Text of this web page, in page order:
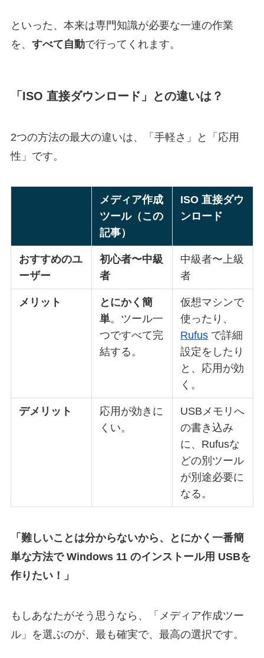
といった、本来は専門知識が必要な一連の作業
を、 すべて自動で行ってくれます。
「ISO 直接ダウンロード」との違いは？
2つの方法の最大の違いは、「手軽さ」と「応用
性」です。
メディア作成
ツール（この
記事）
ISO 直接ダウ
ンロード
おすすめのユ
ーザー
初心者〜中級
者
中級者〜上級
者
メリット
とにかく簡
単。ツール一
つですべて完
結する。
仮想マシンで
使ったり、
Rufus で詳細
設定をしたり
と、応用が効
く。
デメリット
応用が効きに
くい。
USBメモリへ
の書き込み
に、Rufusな
どの別ツール
が別途必要に
なる。
「難しいことは分からないから、とにかく一番簡
単な方法で Windows 11 のインストール用 USBを
作りたい！」
もしあなたがそう思うなら、「メディア作成ツー
ル」を選ぶのが、最も確実で、最高の選択です。